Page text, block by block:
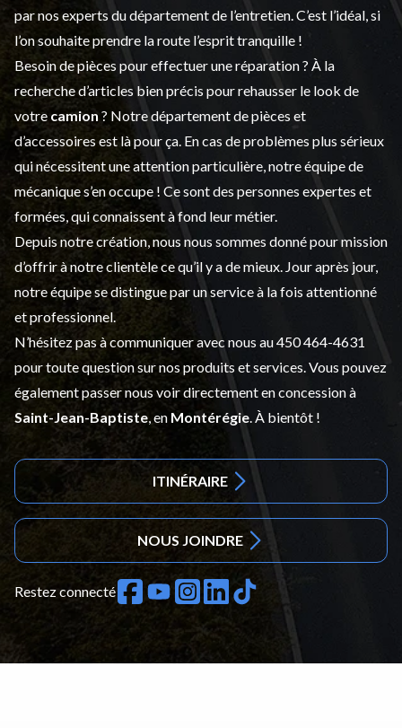
par nos experts du département de l’entretien . C’est l’idéal, si
l’on souhaite prendre la route l’esprit tranquille !
Besoin de pièces pour effectuer une réparation ? À la
recherche d’articles bien précis pour rehausser le look de
votre camion ? Notre département depièces et
d’accessoiresest là pour ça. En cas de problèmes plus sérieux
qui nécessitent une attention particulière, notre équipe de
mécanique s’en occupe ! Ce sont des personnes expertes et
formées, qui connaissent à fond leur métier.
Depuis notre création, nous nous sommes donné pour mission
d’offrir à notre clientèle ce qu’il y a de mieux. Jour après jour,
notre équipe se distingue par un service à la fois attentionné
et professionnel.
N’hésitez pas à communiquer avec nous au450 464-4631
pour toute question sur nos produits et services. Vous pouvez
également passer nous voir directement en concession à
Saint-Jean-Baptiste , en Montérégie . À bientôt !
ITINÉRAIRE
NOUS JOINDRE
Restez connecté